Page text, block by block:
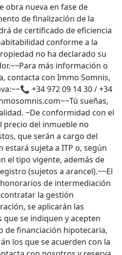
obra nueva en fase de
de finalización de la
de certificado de eficiencia
conforme a la
no ha declarado su
más información o
contacta con Immo Somnis,
+34 972 09 14 30 / +34
sueñas,
~De conformidad con el
precio del inmueble no
que serán a cargo del
estará sujeta a ITP o, según
el tipo vigente, además de
(sujetos a arancel).~~El
de intermediación
la gestión
se aplicarán las
se indiquen y acepten
de financiación hipotecaria,
los que se acuerden con la